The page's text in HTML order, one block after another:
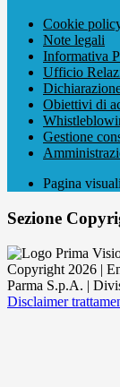
Cookie
Note legali
Informativa
Ufficio
Obiettivi di
Gestione
Pagina
Sezione
Copyright 2026 |
Parma S.p.A. |
Disclaimer